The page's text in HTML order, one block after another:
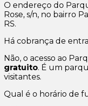
O endereço do
Rose, s/n, no bairro
RS.
Há cobrança de
Não, o acesso ao
gratuito. É um
visitantes.
Qual é o horário de